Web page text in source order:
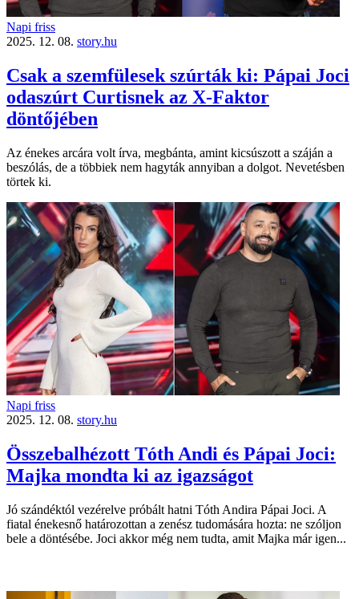
Napi friss
2025. 12. 08. story.hu
Csak a szemfülesek szúrták ki: Pápai Joci
odaszúrt Curtisnek az X-Faktor
döntőjében
Az énekes arcára volt írva, megbánta, amint kicsúszott a száján a
beszólás, de a többiek nem hagyták annyiban a dolgot. Nevetésben
törtek ki.
Napi friss
2025. 12. 08. story.hu
Összebalhézott Tóth Andi és Pápai Joci:
Majka mondta ki az igazságot
Jó szándéktól vezérelve próbált hatni Tóth Andira Pápai Joci. A
fiatal énekesnő határozottan a zenész tudomására hozta: ne szóljon
bele a döntésébe. Joci akkor még nem tudta, amit Majka már igen...